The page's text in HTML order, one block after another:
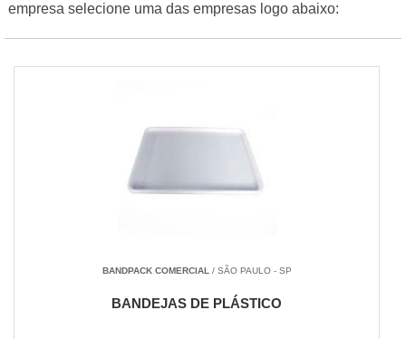
empresa selecione uma das empresas logo abaixo:
BANDPACK COMERCIAL/ SÃO PAULO - SP
BANDEJAS DE PLÁSTICO